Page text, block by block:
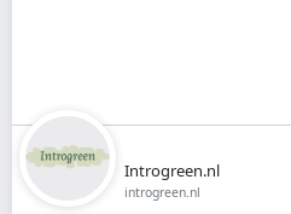
Introgreen.nl
introgreen.nl